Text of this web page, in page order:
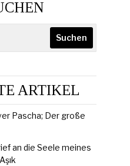
Suchen
ARTIKEL
Pascha; Der große
an die Seele meines